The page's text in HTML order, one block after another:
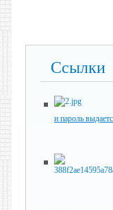
Ссылки
и пароль